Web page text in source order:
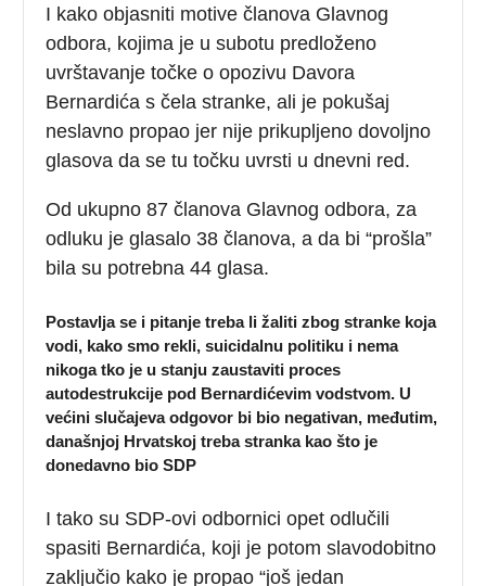
I kako objasniti motive članova Glavnog
odbora, kojima je u subotu predloženo
uvrštavanje točke o opozivu Davora
Bernardića s čela stranke, ali je pokušaj
neslavno propao jer nije prikupljeno dovoljno
glasova da se tu točku uvrsti u dnevni red.
Od ukupno 87 članova Glavnog odbora, za
odluku je glasalo 38 članova, a da bi “prošla”
bila su potrebna 44 glasa.
Postavlja se i pitanje treba li žaliti zbog stranke koja
vodi, kako smo rekli, suicidalnu politiku i nema
nikoga tko je u stanju zaustaviti proces
autodestrukcije pod Bernardićevim vodstvom. U
većini slučajeva odgovor bi bio negativan, međutim,
današnjoj Hrvatskoj treba stranka kao što je
donedavno bio SDP
I tako su SDP-ovi odbornici opet odlučili
spasiti Bernardića, koji je potom slavodobitno
zaključio kako je propao “još jedan